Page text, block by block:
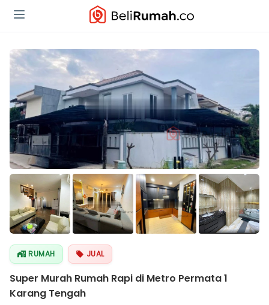
RUMAH JUAL
Super Murah Rumah Rapi di Metro Permata 1
Karang Tengah